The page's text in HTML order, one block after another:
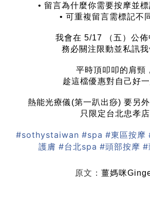
• 留言為什麼你需要按摩並
• 可重複留言需標記不
我會在 5/17 （五）公佈
務必關注限動並私訊
平時頂叩叩的肩頸，
趁這檔優惠對自己好一
熱能光療儀(第一趴出痧) 要另
只限定台北忠孝店
#sothystaiwan #spa #東區按摩
護膚 #台北spa #頭部按摩 #
原文： 薑媽咪